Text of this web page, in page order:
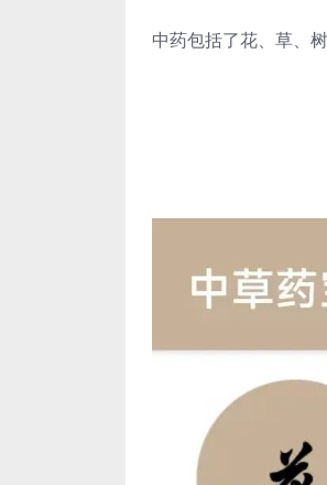
中药包括了花、草、